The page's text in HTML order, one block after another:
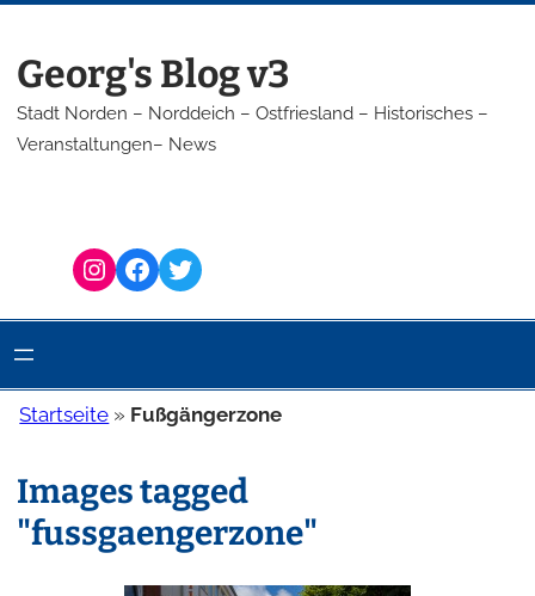
springen
Georg's Blog v3
Stadt Norden – Norddeich – Ostfriesland – Historisches –
Veranstaltungen– News
Instagram Facebook Twitter
Startseite » Fußgängerzone
Images tagged
"fussgaengerzone"